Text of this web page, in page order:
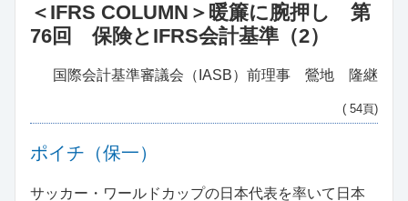
＜IFRS COLUMN＞暖簾に腕押し 第
76回 保険とIFRS会計基準（2）
国際会計基準審議会（IASB）前理事 鶯地 隆継
( 54頁)
ポイチ（保一）
サッカー・ワールドカップの日本代表を率いて日本